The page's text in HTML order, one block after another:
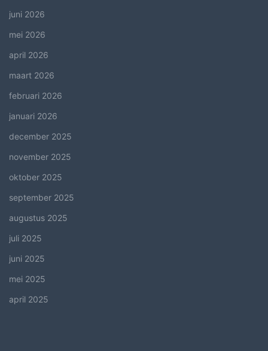
juni 2026
mei 2026
april 2026
maart 2026
februari 2026
januari 2026
december 2025
november 2025
oktober 2025
september 2025
augustus 2025
juli 2025
juni 2025
mei 2025
april 2025